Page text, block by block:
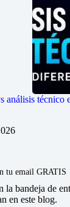
análisis técnico
tu email GRATIS
la bandeja de
en este blog.